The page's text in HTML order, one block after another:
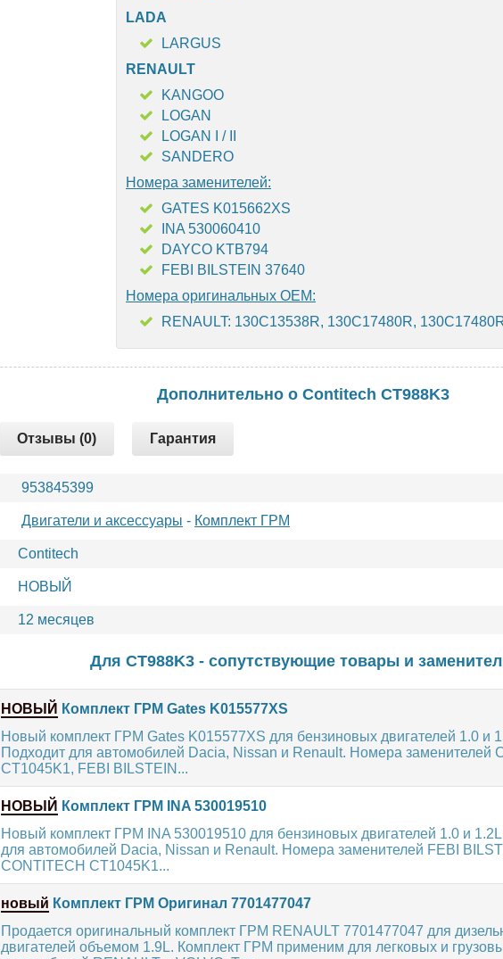
LADA
LARGUS
RENAULT
KANGOO
LOGAN
LOGAN I / II
SANDERO
Номера заменителей:
GATES K015662XS
INA 530060410
DAYCO KTB794
FEBI BILSTEIN 37640
Номера оригинальных OEM:
RENAULT: 130C13538R, 130C17480R,
Дополнительно о Contitech CT988K3
Отзывы (0) Гарантия
953845399
Двигатели и аксессуары - Комплект ГРМ
Contitech
НОВЫЙ
12 месяцев
Для CT988K3 - сопутствующие товары и
НОВЫЙ Комплект ГРМ Gates K015577XS
Новый комплект ГРМ Gates K015577XS для бензиновых двигателей 1.0 и
Подходит для автомобилей Dacia, Nissan и Renault. Номера заменителей
CT1045K1, FEBI BILSTEIN...
НОВЫЙ Комплект ГРМ INA 530019510
Новый комплект ГРМ INA 530019510 для бензиновых двигателей 1.0 и
для автомобилей Dacia, Nissan и Renault. Номера заменителей FEBI
CONTITECH CT1045K1...
новый Комплект ГРМ Оригинал 7701477047
Продается оригинальный комплект ГРМ RENAULT 7701477047 для
двигателей объемом 1.9L. Комплект ГРМ применим для легковых и